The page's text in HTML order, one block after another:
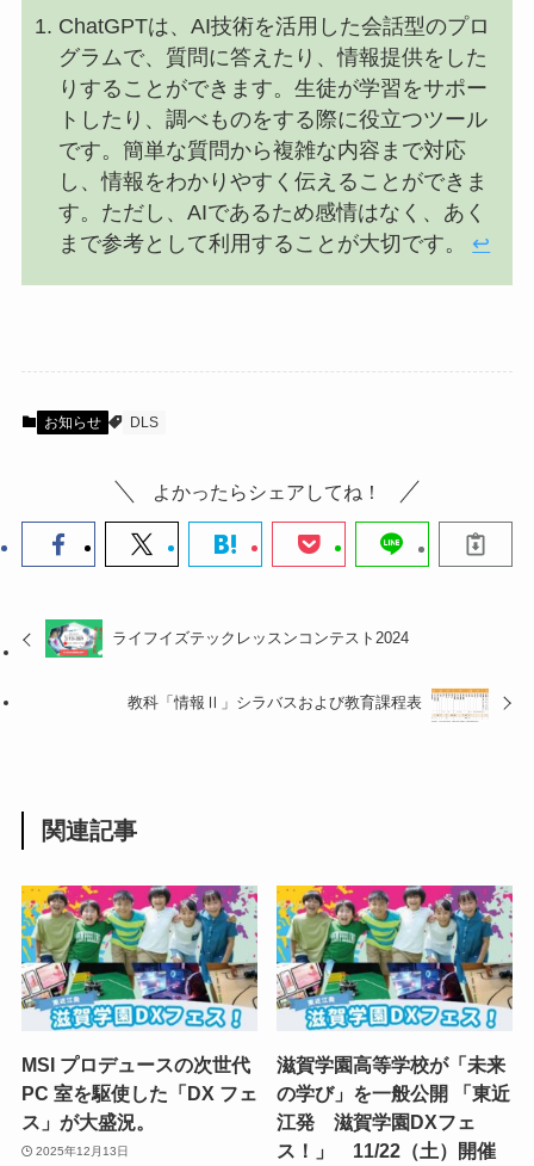
ChatGPTは、AI技術を活用した会話型のプロ
グラムで、質問に答えたり、情報提供をした
りすることができます。生徒が学習をサポー
トしたり、調べものをする際に役立つツール
です。簡単な質問から複雑な内容まで対応
し、情報をわかりやすく伝えることができま
す。ただし、AIであるため感情はなく、あく
まで参考として利用することが大切です。 ↩︎
お知らせ DLS
よかったらシェアしてね！
ライフイズテックレッスンコンテスト2024
教科「情報Ⅱ」シラバスおよび教育課程表
関連記事
MSI プロデュースの次世代
PC 室を駆使した「DX フェ
ス」が大盛況。
2025年12月13日
滋賀学園高等学校が「未来
の学び」を一般公開 「東近
江発 滋賀学園DXフェ
ス！」 11/22（土）開催